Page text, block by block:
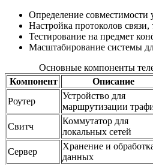
Определение совместимости
Настройка протоколов связи,
Тестирование на предмет
Масштабирование системы
Основные компоненты
Компонент
Описание
Роутер
Устройство для
маршрутизации
Свитч
Коммутатор для
локальных сетей
Сервер
Хранение и
данных